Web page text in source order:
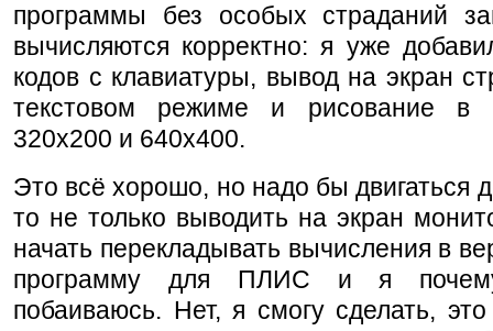
программы без особых страданий
вычисляются корректно: я уже
кодов с клавиатуры, вывод на экран
текстовом режиме и рисование в
320x200 и 640x400.
Это всё хорошо, но надо бы двигаться
то не только выводить на экран
начать перекладывать вычисления в
программу для ПЛИС и я
побаиваюсь. Нет, я смогу сделать,